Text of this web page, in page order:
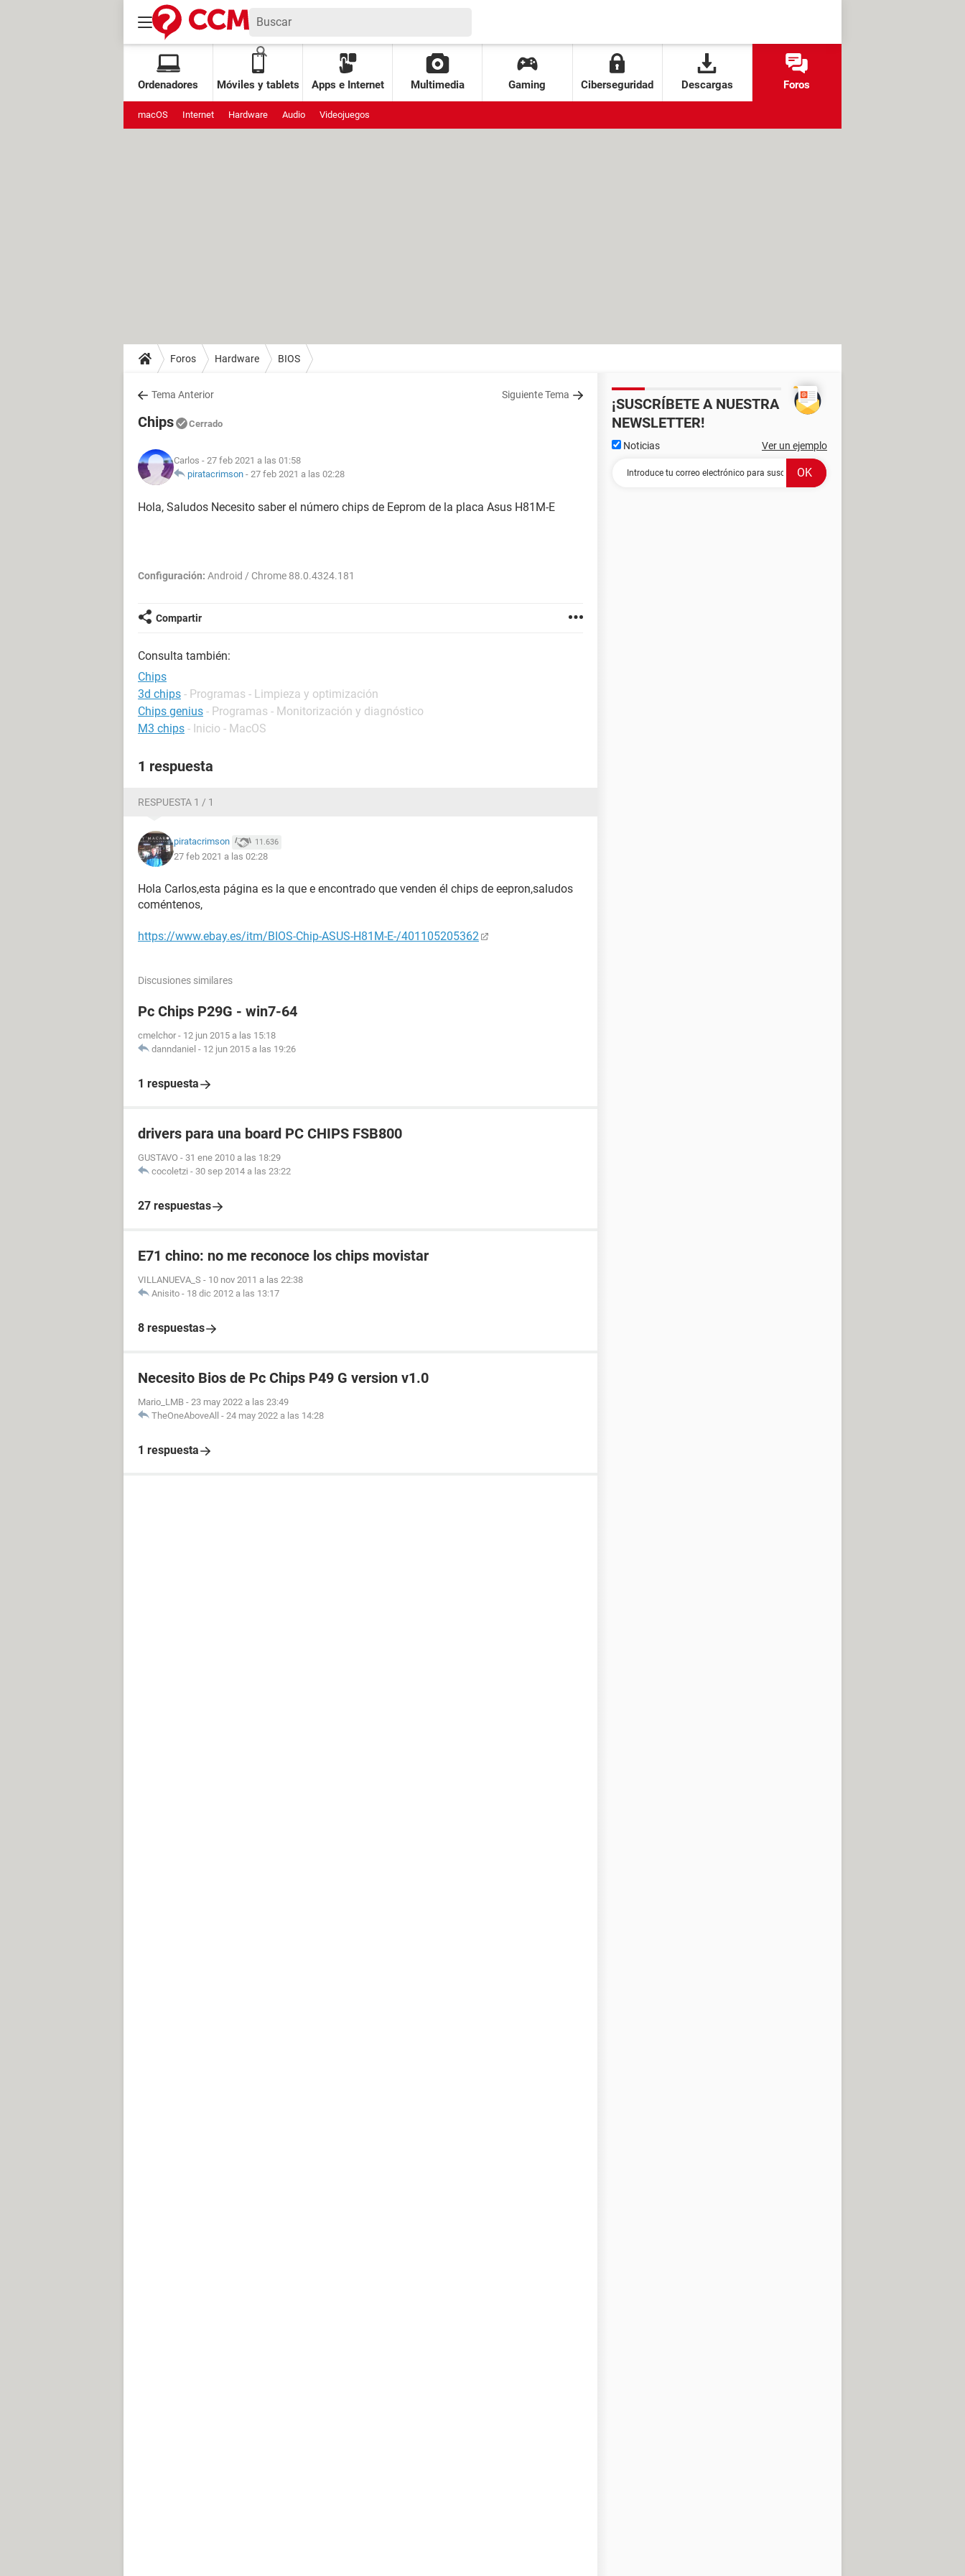
Ordenadores Móviles y tablets Apps e Internet Multimedia Gaming Ciberseguridad Descargas Foros
macOS Internet Hardware Audio Videojuegos
Foros Hardware BIOS
Tema Anterior Siguiente Tema
Chips Cerrado
Carlos - 27 feb 2021 a las 01:58
piratacrimson - 27 feb 2021 a las 02:28
Hola, Saludos Necesito saber el número chips de Eeprom de la placa Asus H81M-E
Configuración: Android / Chrome 88.0.4324.181
Compartir
Consulta también:
Chips
3d chips - Programas - Limpieza y optimización
Chips genius - Programas - Monitorización y diagnóstico
M3 chips - Inicio - MacOS
1 respuesta
RESPUESTA 1 / 1
piratacrimson 11.636
27 feb 2021 a las 02:28
Hola Carlos,esta página es la que e encontrado que venden él chips de eepron,saludos
coméntenos,
https://www.ebay.es/itm/BIOS-Chip-ASUS-H81M-E-/401105205362
Discusiones similares
Pc Chips P29G - win7-64
cmelchor - 12 jun 2015 a las 15:18
danndaniel - 12 jun 2015 a las 19:26
1 respuesta
drivers para una board PC CHIPS FSB800
GUSTAVO - 31 ene 2010 a las 18:29
cocoletzi - 30 sep 2014 a las 23:22
27 respuestas
E71 chino: no me reconoce los chips movistar
VILLANUEVA_S - 10 nov 2011 a las 22:38
Anisito - 18 dic 2012 a las 13:17
8 respuestas
Necesito Bios de Pc Chips P49 G version v1.0
Mario_LMB - 23 may 2022 a las 23:49
TheOneAboveAll - 24 may 2022 a las 14:28
1 respuesta
¡SUSCRÍBETE A NUESTRA
NEWSLETTER!
Noticias Ver un ejemplo